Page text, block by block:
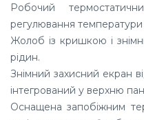
Робочий
регулювання температури
Жолоб із кришкою і
рідин.
Знімний захисний екран
інтегрований у верхню
Оснащена запобіжним